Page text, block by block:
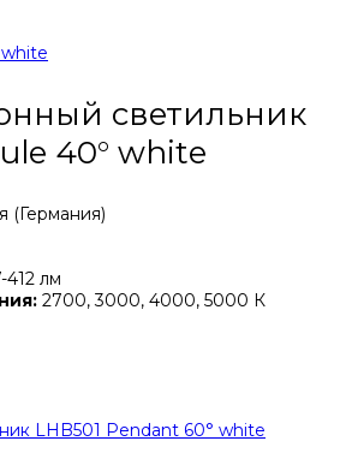
светильник
40° white
(Германия)
412 лм
2700, 3000, 4000, 5000 К